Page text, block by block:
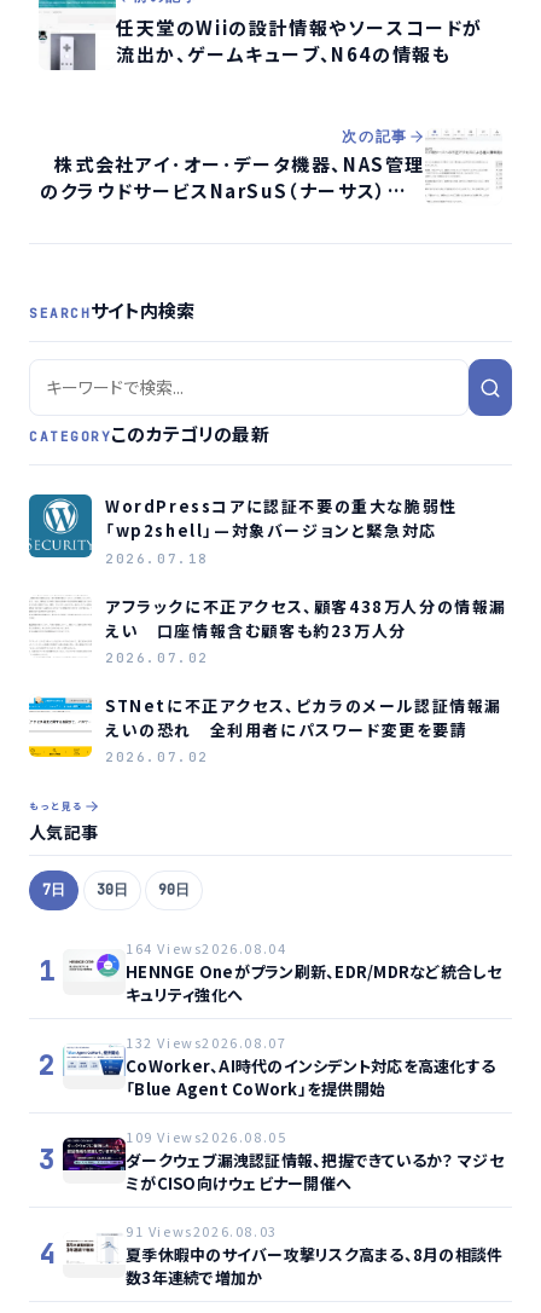
任天堂のWiiの設計情報やソースコードが
流出か、ゲームキューブ、N64の情報も
次の記事
株式会社アイ･オー･データ機器、NAS管理
のクラウドサービスNarSuS（ナーサス）テス
報流出を発表
SEARCHサイト内検索
CATEGORYこのカテゴリの最新
WordPressコアに認証不要の重大な脆弱性
「wp2shell」—対象バージョンと緊急対応
2026.07.18
アフラックに不正アクセス、顧客438万人分の情報漏
えい 口座情報含む顧客も約23万人分
2026.07.02
STNetに不正アクセス、ピカラのメール認証情報漏
えいの恐れ 全利用者にパスワード変更を要請
2026.07.02
もっと見る
人気記事
7日 30日 90日
1
164 Views2026.08.04
HENNGE Oneがプラン刷新、EDR/MDRなど統合しセ
キュリティ強化へ
2
132 Views2026.08.07
CoWorker、AI時代のインシデント対応を高速化する
「Blue Agent CoWork」を提供開始
3
109 Views2026.08.05
ダークウェブ漏洩認証情報、把握できているか？ マジセ
ミがCISO向けウェビナー開催へ
4
91 Views2026.08.03
夏季休暇中のサイバー攻撃リスク高まる、8月の相談件
数3年連続で増加か